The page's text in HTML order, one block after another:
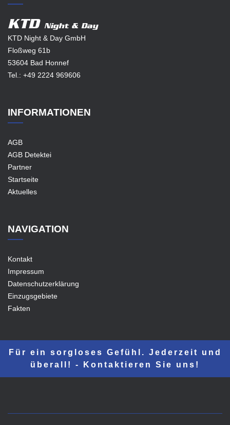
KTD
Night & Day
KTD Night & Day GmbH
Floßweg 61b
53604 Bad Honnef
Tel.: +49 2224 969606
INFORMATIONEN
AGB
AGB Detektei
Partner
Startseite
Aktuelles
NAVIGATION
Kontakt
Impressum
Datenschutzerklärung
Einzugsgebiete
Fakten
Für ein sorgloses Gefühl. Jederzeit und
überall! - Kontaktieren Sie uns!